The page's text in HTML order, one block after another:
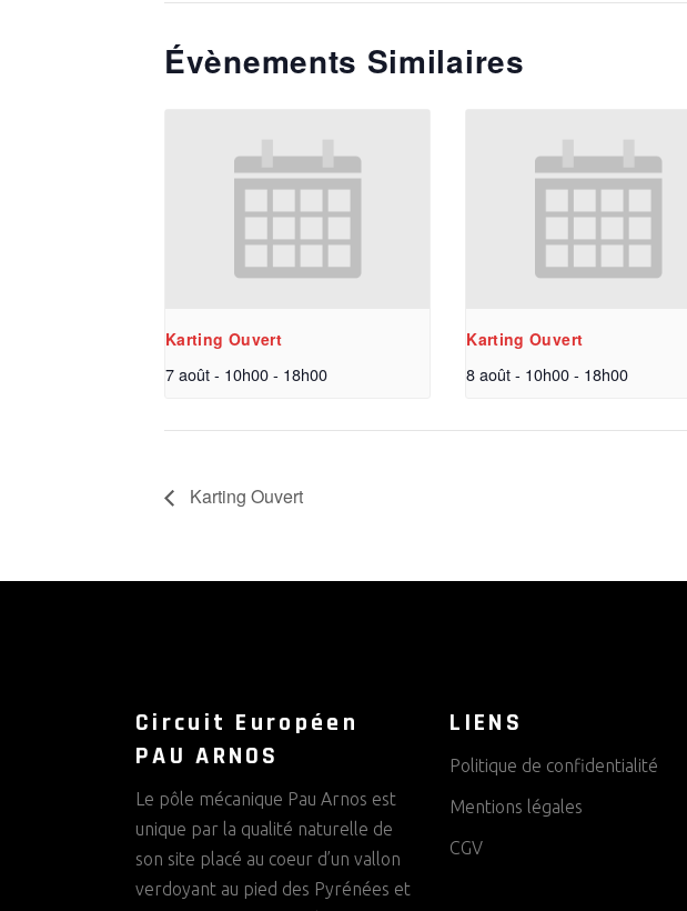
Évènements Similaires
Karting Ouvert
7 août - 10h00- 18h00
Karting Ouvert
8 août - 10h00 - 18h00
Karting Ouvert
Circuit Européen
PAU ARNOS
Le pôle mécanique Pau Arnos est
unique par la qualité naturelle de
son site placé au coeur d’un vallon
verdoyant au pied des Pyrénées et
LIENS
Politique de confidentialité
Mentions légales
CGV